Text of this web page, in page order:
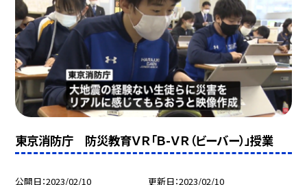
東京消防庁 防災教育ＶＲ「Ｂ-ＶＲ（ビーバー）」授業
公開日 2023/02/10 更新日 2023/02/10